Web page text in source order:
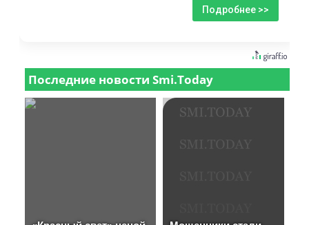
Подробнее >>